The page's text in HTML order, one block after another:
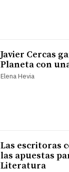
Javier Cercas
Planeta con
Elena Hevia
Las escritoras
las apuestas
Literatura